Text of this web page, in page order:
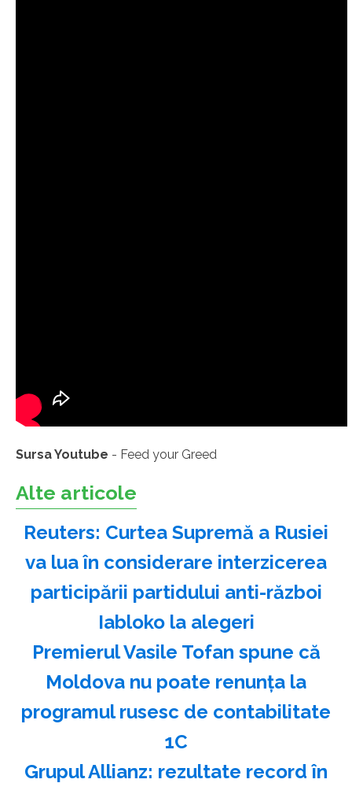
Sursa Youtube - Feed your Greed
Alte articole
Reuters: Curtea Supremă a Rusiei
va lua în considerare interzicerea
participării partidului anti-război
Iabloko la alegeri
Premierul Vasile Tofan spune că
Moldova nu poate renunţa la
programul rusesc de contabilitate
1C
Grupul Allianz: rezultate record în